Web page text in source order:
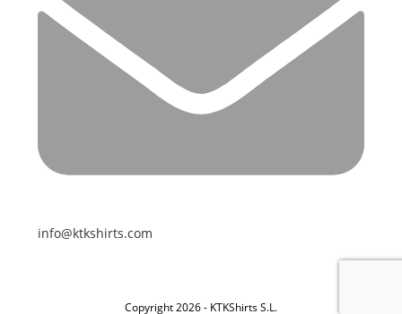
info@ktkshirts.com
Copyright 2026 - KTKShirts S.L.